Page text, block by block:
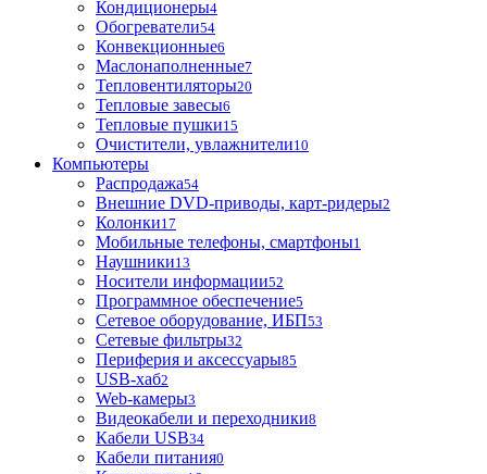
Кондиционеры4
Обогреватели54
Конвекционные6
Маслонаполненные7
Тепловентиляторы20
Тепловые завесы6
Тепловые пушки15
Очистители, увлажнители10
Компьютеры
Распродажа54
Внешние DVD-приводы, карт-ридеры2
Колонки17
Мобильные телефоны, смартфоны1
Наушники13
Носители информации52
Программное обеспечение5
Сетевое оборудование, ИБП53
Сетевые фильтры32
Периферия и аксессуары85
USB-хаб2
Web-камеры3
Видеокабели и переходники8
Кабели USB34
Кабели питания0